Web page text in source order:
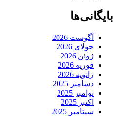
بایگانی‌ها
آگوست 2026
جولای 2026
ژوئن 2026
فوریه 2026
ژانویه 2026
دسامبر 2025
نوامبر 2025
اکتبر 2025
سپتامبر 2025